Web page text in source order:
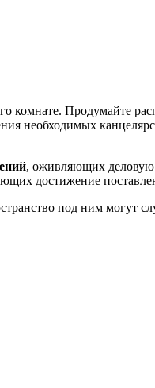
комнате. Продумайте
необходимых
, оживляющих деловую
достижение
под ним могут